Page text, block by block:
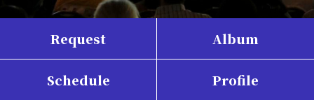
Request Album
Schedule Profile